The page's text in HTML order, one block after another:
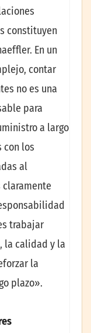
constituyen
En un
contar
no es una
para
a largo
con los
al
trabajar
la calidad y la
la
plazo».